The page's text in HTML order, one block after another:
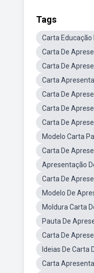
Tags
Carta Educação
Carta De
Carta De
Carta
Carta De
Carta De
Carta De
Modelo Carta
Carta De
Apresentação
Carta De
Modelo De
Moldura Carta
Pauta De
Carta De
Ideias De Carta
Carta